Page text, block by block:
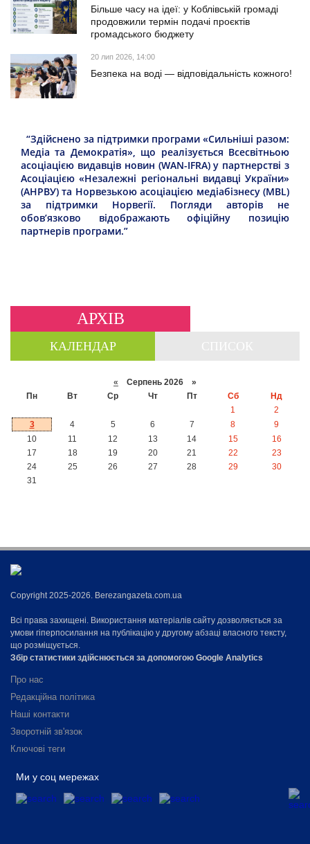
Більше часу на ідеї: у Коблівській громаді
продовжили термін подачі проєктів
громадського бюджету
20 лип 2026, 14:00
Безпека на воді — відповідальність кожного!
“Здійснено за підтримки програми «Сильніші разом:
Медіа та Демократія», що реалізується Всесвітньою
асоціацією видавців новин (WAN-IFRA) у партнерстві з
Асоціацією «Незалежні регіональні видавці України»
(АНРВУ) та Норвезькою асоціацією медіабізнесу (MBL)
за підтримки Норвегії. Погляди авторів не
обов’язково відображають офіційну позицію
партнерів програми.”
АРХІВ
КАЛЕНДАР
« Серпень 2026 »
Пн
Вт Ср Чт Пт Сб
Нд
1
2
3
4 5 6 7 8
9
10
11 12 13 14 15
16
17
18 19 20 21 22
23
24
25 26 27 28 29
30
31
Copyright 2025-2026. Berezangazeta.com.ua
Всі права захищені. Використання матеріалів сайту дозволяється за
умови гіперпосилання на публікацію у другому абзаці власного тексту,
що розміщується.
Збір статистики здійснюється за допомогою Google Analytics
Про нас
Редакційна політика
Наші контакти
Зворотній зв'язок
Ключові теги
Ми у соц мережах